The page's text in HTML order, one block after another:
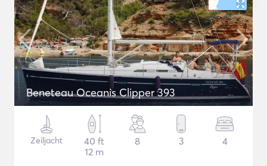
Beneteau Oceanis Clipper 393
Zeiljacht
40 ft
12 m
8 3 4